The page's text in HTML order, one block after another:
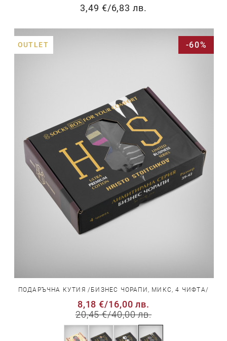
3,49 €/6,83 лв.
OUTLET -60%
ПОДАРЪЧНА КУТИЯ /БИЗНЕС ЧОРАПИ, МИКС, 4 ЧИФТА/
8,18 €/16,00 лв.
20,45 €/40,00 лв.